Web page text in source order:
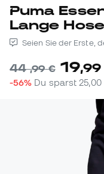
Puma Essentials Nein. 1 Logo
Lange
Seien Sie der Erste,
44,99 € 19,99
-56% Du sparst